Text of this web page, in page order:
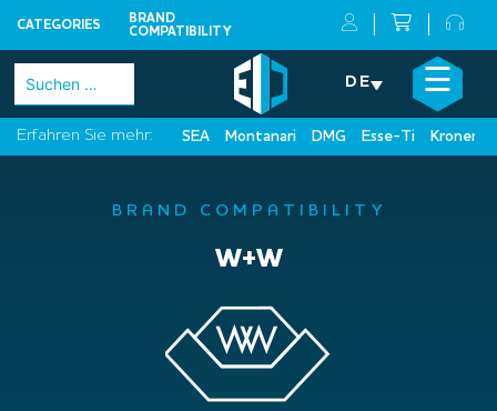
CATEGORIES
BRAND
COMPATIBILITY
Skip
content
Suchen
nach:
DE ☰
Erfahren Sie mehr: SEA Montanari DMG Esse-Ti
×
BRAND COMPATIBILITY
W+W